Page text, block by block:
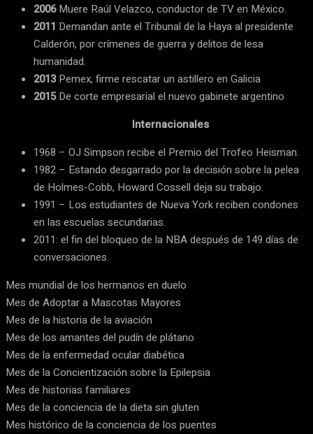
2006Muere Raúl Velazco, conductor de TV en México.
2011 Demandan ante el Tribunal de la Haya al presidente
Calderón, por crímenes de guerra y delitos de lesa
humanidad.
2013Pemex, firme rescatar un astillero en Galicia
2015De corte empresarial el nuevo gabinete argentino
Internacionales
1968 – OJ Simpson recibe el Premio del Trofeo Heisman.
1982 – Estando desgarrado por la decisión sobre la pelea
de Holmes-Cobb, Howard Cossell deja su trabajo.
1991 – Los estudiantes de Nueva York reciben condones
en las escuelas secundarias.
2011: el fin del bloqueo de la NBA después de 149 días de
conversaciones.
Mes mundial de los hermanos en duelo
Mes de Adoptar a Mascotas Mayores
Mes de la historia de la aviación
Mes de los amantes del pudín de plátano
Mes de la enfermedad ocular diabética
Mes de la Concientización sobre la Epilepsia
Mes de historias familiares
Mes de la conciencia de la dieta sin gluten
Mes histórico de la conciencia de los puentes